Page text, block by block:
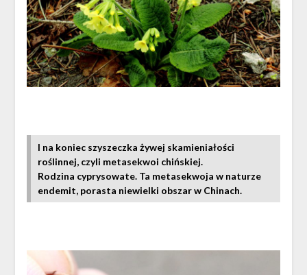
I na koniec szyszeczka żywej skamieniałości
roślinnej, czyli metasekwoi chińskiej.
Rodzina cyprysowate. Ta metasekwoja w naturze
endemit, porasta niewielki obszar w Chinach.